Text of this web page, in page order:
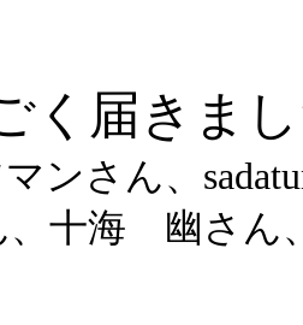
く届きま
ンさん、
、十海 幽さん